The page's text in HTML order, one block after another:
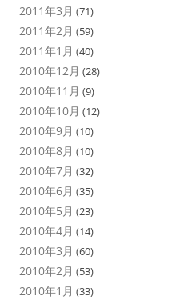
2011年3月 (71)
2011年2月 (59)
2011年1月 (40)
2010年12月 (28)
2010年11月 (9)
2010年10月 (12)
2010年9月 (10)
2010年8月 (10)
2010年7月 (32)
2010年6月 (35)
2010年5月 (23)
2010年4月 (14)
2010年3月 (60)
2010年2月 (53)
2010年1月 (33)